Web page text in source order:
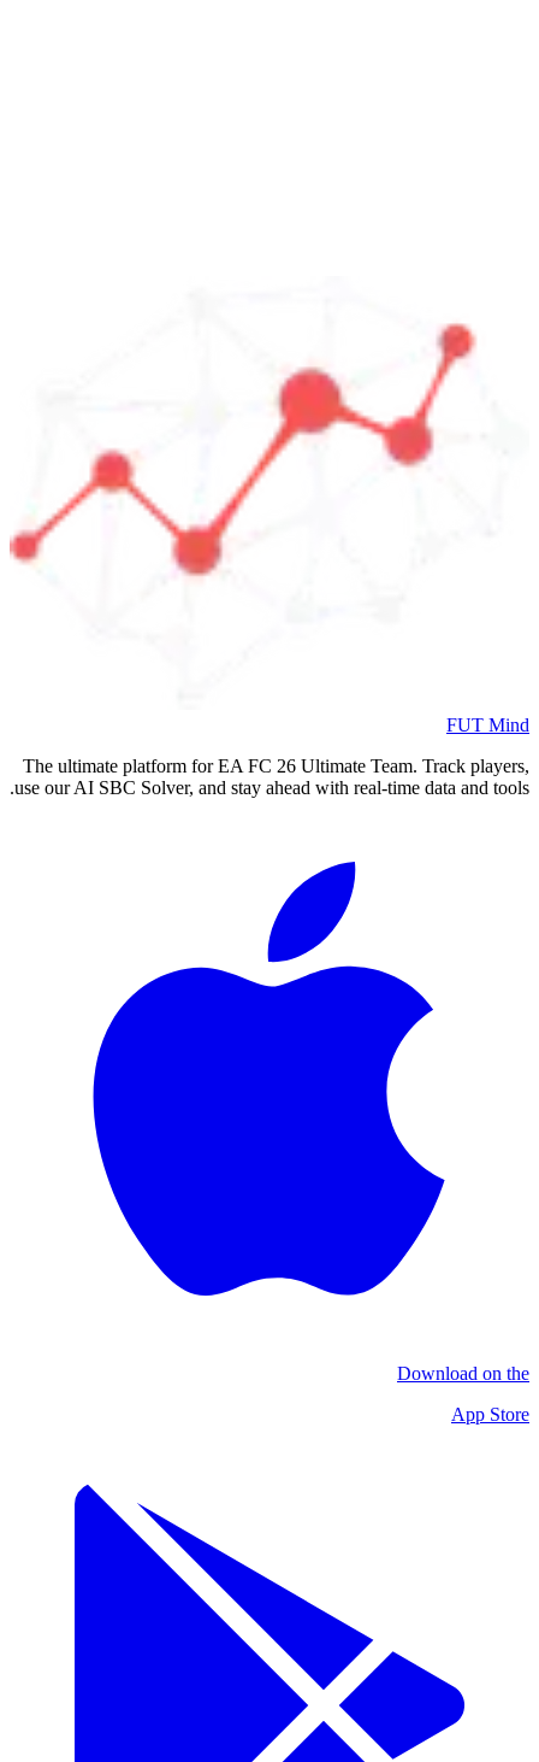
FUT Mind
The ultimate platform for EA FC 26 Ultimate Team. Track players,
use our AI SBC Solver, and stay ahead with real-time data and tools.
Download on the
App Store